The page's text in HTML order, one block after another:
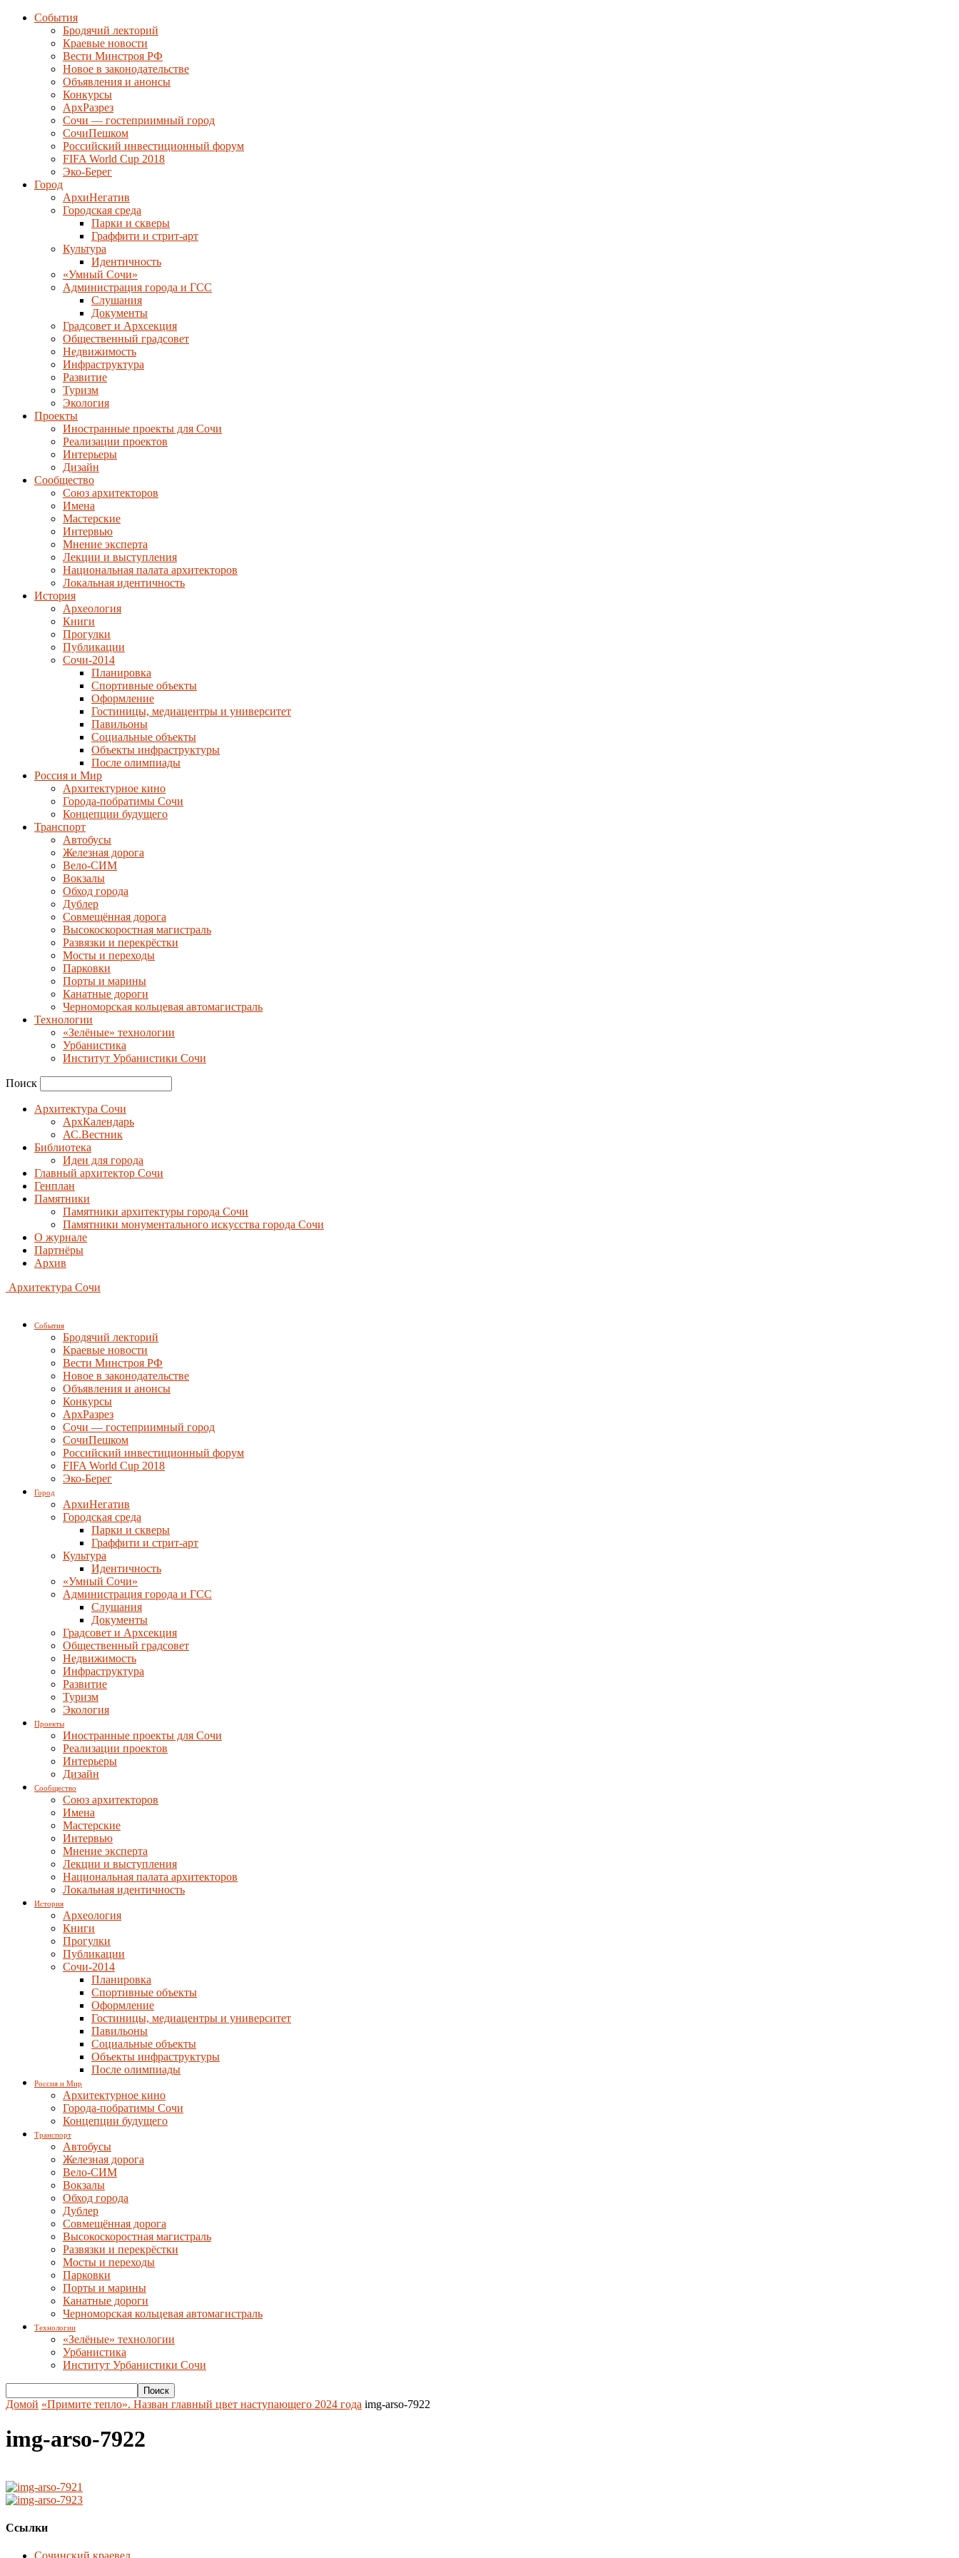
События
Бродячий лекторий
Краевые новости
Вести Минстроя РФ
Новое в законодательстве
Объявления и анонсы
Конкурсы
АрхРазрез
Сочи — гостеприимный город
СочиПешком
Российский инвестиционный форум
FIFA World Cup 2018
Эко-Берег
Город
АрхиНегатив
Городская среда
Парки и скверы
Граффити и стрит-арт
Культура
Идентичность
«Умный Сочи»
Администрация города и ГСС
Слушания
Документы
Градсовет и Архсекция
Общественный градсовет
Недвижимость
Инфраструктура
Развитие
Туризм
Экология
Проекты
Иностранные проекты для Сочи
Реализации проектов
Интерьеры
Дизайн
Сообщество
Союз архитекторов
Имена
Мастерские
Интервью
Мнение эксперта
Лекции и выступления
Национальная палата архитекторов
Локальная идентичность
История
Археология
Книги
Прогулки
Публикации
Сочи-2014
Планировка
Спортивные объекты
Оформление
Гостиницы, медиацентры и университет
Павильоны
Социальные объекты
Объекты инфраструктуры
После олимпиады
Россия и Мир
Архитектурное кино
Города-побратимы Сочи
Концепции будущего
Транспорт
Автобусы
Железная дорога
Вело-СИМ
Вокзалы
Обход города
Дублер
Совмещённая дорога
Высокоскоростная магистраль
Развязки и перекрёстки
Мосты и переходы
Парковки
Порты и марины
Канатные дороги
Черноморская кольцевая автомагистраль
Технологии
«Зелёные» технологии
Урбанистика
Институт Урбанистики Сочи
Поиск
Архитектура Сочи
АрхКалендарь
АС.Вестник
Библиотека
Идеи для города
Главный архитектор Сочи
Генплан
Памятники
Памятники архитектуры города Сочи
Памятники монументального искусства города Сочи
О журнале
Партнёры
Архив
Архитектура Сочи
События
Бродячий лекторий
Краевые новости
Вести Минстроя РФ
Новое в законодательстве
Объявления и анонсы
Конкурсы
АрхРазрез
Сочи — гостеприимный город
СочиПешком
Российский инвестиционный форум
FIFA World Cup 2018
Эко-Берег
Город
АрхиНегатив
Городская среда
Парки и скверы
Граффити и стрит-арт
Культура
Идентичность
«Умный Сочи»
Администрация города и ГСС
Слушания
Документы
Градсовет и Архсекция
Общественный градсовет
Недвижимость
Инфраструктура
Развитие
Туризм
Экология
Проекты
Иностранные проекты для Сочи
Реализации проектов
Интерьеры
Дизайн
Сообщество
Союз архитекторов
Имена
Мастерские
Интервью
Мнение эксперта
Лекции и выступления
Национальная палата архитекторов
Локальная идентичность
История
Археология
Книги
Прогулки
Публикации
Сочи-2014
Планировка
Спортивные объекты
Оформление
Гостиницы, медиацентры и университет
Павильоны
Социальные объекты
Объекты инфраструктуры
После олимпиады
Россия и Мир
Архитектурное кино
Города-побратимы Сочи
Концепции будущего
Транспорт
Автобусы
Железная дорога
Вело-СИМ
Вокзалы
Обход города
Дублер
Совмещённая дорога
Высокоскоростная магистраль
Развязки и перекрёстки
Мосты и переходы
Парковки
Порты и марины
Канатные дороги
Черноморская кольцевая автомагистраль
Технологии
«Зелёные» технологии
Урбанистика
Институт Урбанистики Сочи
Домой «Примите тепло». Назван главный цвет наступающего 2024 года img-arso-7922
img-arso-7922
Ссылки